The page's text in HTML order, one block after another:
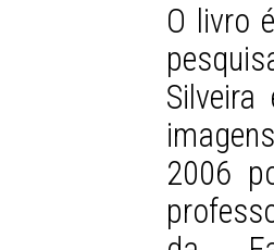
O livro
2006